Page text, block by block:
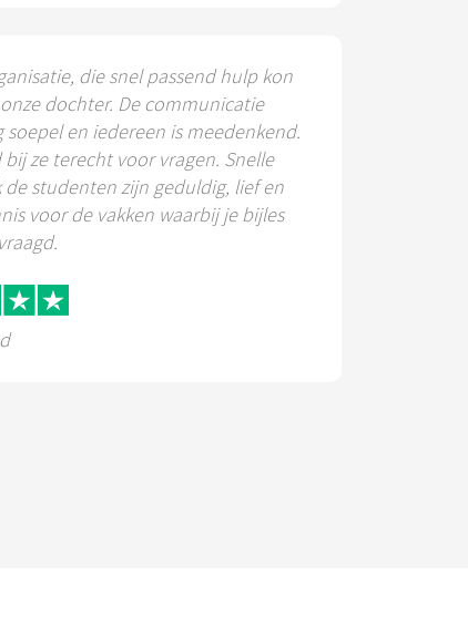
die snel passend hulp kon
dochter. De communicatie
soepel en iedereen is meedenkend.
ze terecht voor vragen. Snelle
de studenten zijn geduldig, lief en
voor de vakken waarbij je bijles